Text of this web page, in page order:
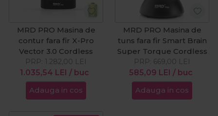
MRD PRO Masina de
contur fara fir X-Pro
Vector 3.0 Cordless
1.035,54 LEI / buc
PRP: 1.282,00 LEI
Adauga in cos
MRD PRO Masina de
tuns fara fir Smart Brain
Super Torque Cordless
585,09 LEI / buc
PRP: 669,00 LEI
Adauga in cos